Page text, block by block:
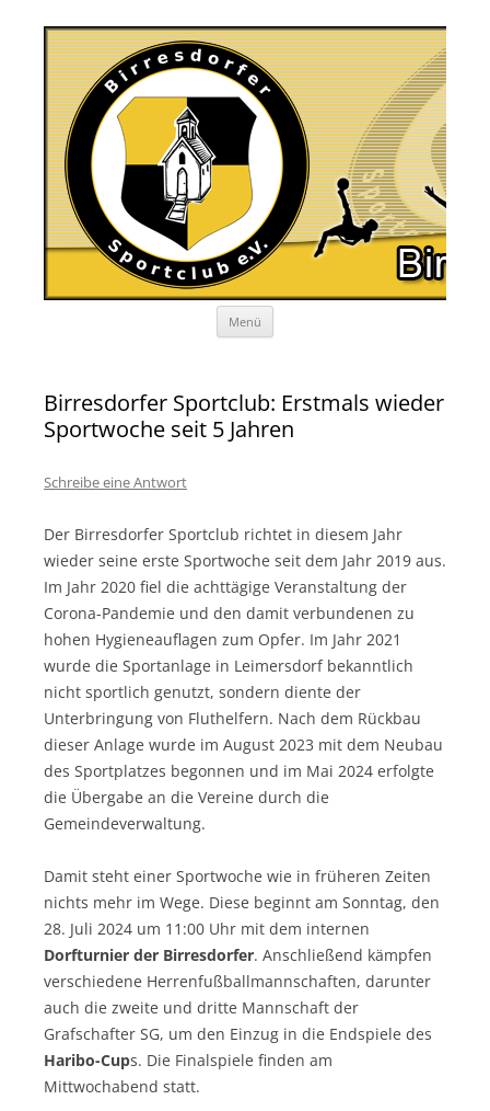
Menü
Birresdorfer Sportclub: Erstmals wieder
Sportwoche seit 5 Jahren
Schreibe eine Antwort
Der Birresdorfer Sportclub richtet in diesem Jahr
wieder seine erste Sportwoche seit dem Jahr 2019 aus.
Im Jahr 2020 fiel die achttägige Veranstaltung der
Corona-Pandemie und den damit verbundenen zu
hohen Hygieneauflagen zum Opfer. Im Jahr 2021
wurde die Sportanlage in Leimersdorf bekanntlich
nicht sportlich genutzt, sondern diente der
Unterbringung von Fluthelfern. Nach dem Rückbau
dieser Anlage wurde im August 2023 mit dem Neubau
des Sportplatzes begonnen und im Mai 2024 erfolgte
die Übergabe an die Vereine durch die
Gemeindeverwaltung.
Damit steht einer Sportwoche wie in früheren Zeiten
nichts mehr im Wege. Diese beginnt am Sonntag, den
28. Juli 2024 um 11:00 Uhr mit dem internen
Dorfturnier der Birresdorfer. Anschließend kämpfen
verschiedene Herrenfußballmannschaften, darunter
auch die zweite und dritte Mannschaft der
Grafschafter SG, um den Einzug in die Endspiele des
Haribo-Cups. Die Finalspiele finden am
Mittwochabend statt.